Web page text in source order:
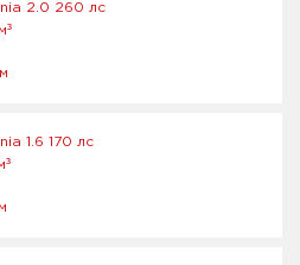
2.0 260 лс
³
1.6 170 лс
³